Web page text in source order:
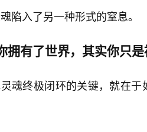
陷入了另一种形式的窒息。
拥有了世界，其实你只
魂终极闭环的关键，就在